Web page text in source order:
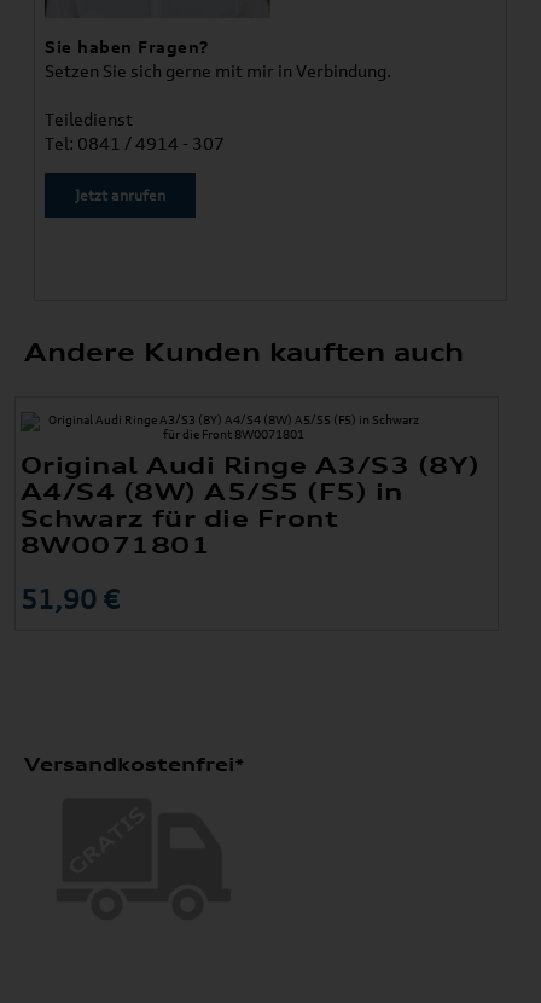
Sie haben Fragen?
Setzen Sie sich gerne mit mir in Verbindung.
Teiledienst
Tel: 0841 / 4914 - 307
Jetzt anrufen
Andere Kunden kauften auch
Original Audi Ringe A3/S3 (8Y)
A4/S4 (8W) A5/S5 (F5) in
Schwarz für die Front
8W0071801
51,90 €
Versandkostenfrei*